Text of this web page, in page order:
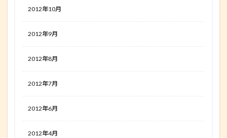
2012年10月
2012年9月
2012年8月
2012年7月
2012年6月
2012年4月